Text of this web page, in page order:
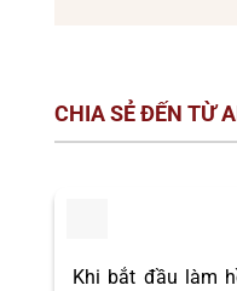
CHIA SẺ ĐẾN TỪ
Khi bắt đầu làm